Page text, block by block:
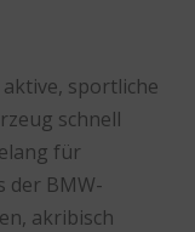
sportliche
schnell
für
der BMW-
akribisch